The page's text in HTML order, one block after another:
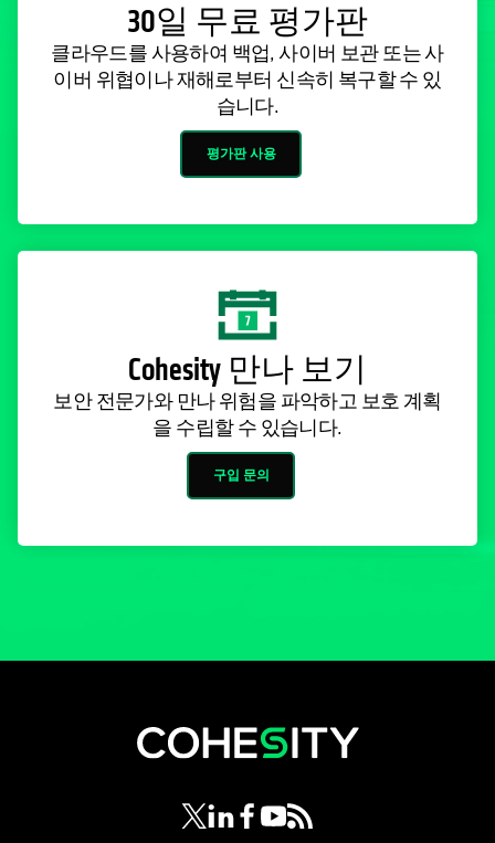
30일 무료 평가판
클라우드를 사용하여 백업, 사이버 보관 또는 사
이버 위협이나 재해로부터 신속히 복구할 수 있
습니다.
평가판 사용
Cohesity 만나 보기
보안 전문가와 만나 위험을 파악하고 보호 계획
을 수립할 수 있습니다.
구입 문의
opens in a new tab
opens in a new tab
opens in a new tab
opens in a new tab
opens in a new tab